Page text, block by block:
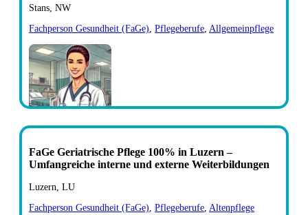
Stans, NW
Fachperson Gesundheit (FaGe) Pflegeberufe Allgemeinpflege
FaGe Geriatrische Pflege 100% in Luzern –
Umfangreiche interne und externe Weiterbildungen
Luzern, LU
Fachperson Gesundheit (FaGe) Pflegeberufe Altenpflege